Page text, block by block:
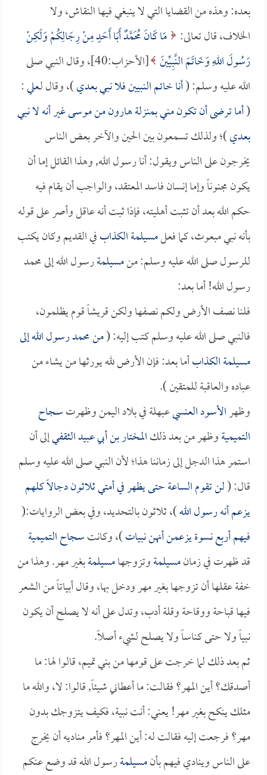
بعده: وهذه من القضايا التي لا ينبغي فيها النقاش، ولا
الخلاف، قال تعالى: مَا كَانَ مُحَمَّدٌ أَبَا أَحَدٍ مِنْ رِجَالِكُمْ وَلَكِنْ
رَسُولَ اللهِ وَخَاتَمَ النَّبِيِّينَ
[الأحزاب:40]، وقال النبي صلى
الله عليه وسلم: (أنا خاتم النبيين فلا نبي بعدي)، وقال لـعلي:
(أما ترضى أن تكون مني بمنزلة هارون من موسى غير أنه لا نبي
بعدي)؛ ولذلك تسمعون بين الحين والآخر بعض الناس
يخرجون على الناس ويقول: أنا رسول الله, وهذا القائل إما أن
يكون مجنوناً وإما إنسان فاسد المعتقد، والواجب أن يقام فيه
حكم الله بعد أن تثبت أهليته، فإذا ثبت أنه عاقل وأصر على قوله
بأنه نبي مبعوث، كما فعلمسيلمة الكذابفي القديم وكان يكتب
للرسول صلى الله عليه وسلم: منمسيلمةرسول الله إلى محمد
رسول الله! أما بعد:
فلنا نصف الأرض ولكم نصفها ولكن قريشاً قوم يظلمون،
فالنبي صلى الله عليه وسلم كتب إليه: (من محمد رسول الله إلى
مسيلمة الكذابأما بعد: فإن الأرض لله يورثها من يشاء من
عباده والعاقبة للمتقين ).
وظهرالأسود العنسيعبهلة في بلاد اليمن وظهرتسجاح
التميميةوظهر من بعد ذلكالمختار بن أبي عبيد الثقفيإلى أن
استمر هذا الدجل إلى زماننا هذا؛ لأن النبي صلى الله عليه وسلم
قال: (لن تقوم الساعة حتى يظهر في أمتي ثلاثون دجالاً كلهم
يزعم أنه رسول الله)، ثلاثون بالتحديد، وفي بعض الروايات:(
فيهم أربع نسوة يزعمن أنهن نبيات)، وكانتسجاح التميمية
قد ظهرت في زمانمسيلمةوتزوجهامسيلمةبغير مهر. وهذا من
خفة عقلها أن تزوجها بغير مهر ودخل بها، وقال أبياتاً من الشعر
فيها قباحة ووقاحة وقلة أدب، وتدل على أنه لا يصلح أن يكون
نبياً ولا حتى كناساً ولا يصلح لشيء أصلاً.
ثم بعد ذلك لما خرجت على قومها من بني تميم، قالوا لها: ما
أصدقك؟ أين المهر؟ فقالت: ما أعطاني شيئاً, قالوا: لا، والله ما
مثلك ينكح بغير مهر! يعني: أنت نبية، فكيف يتزوجك بدون
مهر؟ فرجعت إليه فقالت له: أين المهر؟ فأمر مناديه أن يخرج
على الناس وينادي فيهم بأنمسيلمةرسول الله قد وضع عنكم